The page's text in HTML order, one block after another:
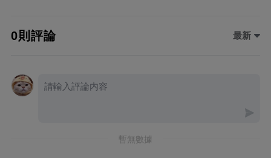
0則評論 最新
暫無數據